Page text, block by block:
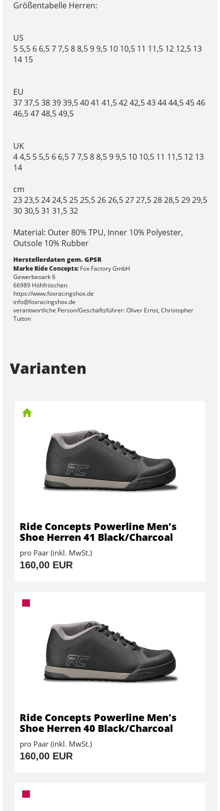
Größentabelle Herren:
US
5 5,5 6 6,5 7 7,5 8 8,5 9 9,5 10 10,5 11 11,5 12 12,5 13
14 15
EU
37 37,5 38 39 39,5 40 41 41,5 42 42,5 43 44 44,5 45 46
46,5 47 48,5 49,5
UK
4 4,5 5 5,5 6 6,5 7 7,5 8 8,5 9 9,5 10 10,5 11 11,5 12 13
14
cm
23 23,5 24 24,5 25 25,5 26 26,5 27 27,5 28 28,5 29 29,5
30 30,5 31 31,5 32
Material: Outer 80% TPU, Inner 10% Polyester,
Outsole 10% Rubber
Herstellerdaten gem. GPSR
Marke Ride Concepts:Fox Factory GmbH
Gewerbeoark 6
66989 Höhfröschen
https://www.foxracingshox.de
info@foxracingshox.de
verantwortliche Person/Geschäftsführer: Oliver Ernst, Christopher
Tutton
Varianten
Ride Concepts Powerline Men's
Shoe Herren 41 Black/Charcoal
pro Paar (inkl. MwSt.)
160,00 EUR
Ride Concepts Powerline Men's
Shoe Herren 40 Black/Charcoal
pro Paar (inkl. MwSt.)
160,00 EUR